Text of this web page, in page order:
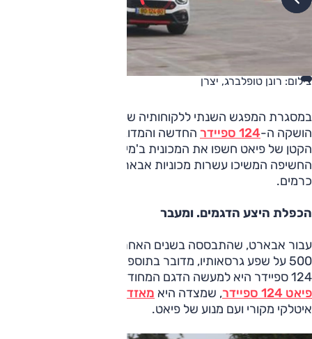
צילום: רונן טופלברג, יצרן
במסגרת המפגש השנתי ללקוחותיה שעורכת
הושקה ה-124 ספיידר
החדשה והמדוברת. אנשי מותג הספורט
הקטן של פיאט חשפו את המכונית ב'מיני ישראל' בלטרון. לאחר
החשיפה המשיכו עשרות מכוניות אבארט בשיירה למפגש במלון
כרמים.
הכפלת היצע הדגמים. ומעבר
עבור אבארט, שהתבססה בשנים האחרונות רק על דגם אחד,
500 על שפע גרסאותיו, מדובר בתוספת מאוד מהותית. אבארט
124 ספיידר היא למעשה הדגם המחודד יותר של
פיאט 124 ספיידר
, שמצדה היא מאזדה MX-5
איטלקי מקורי ועם מנוע של פיאט.